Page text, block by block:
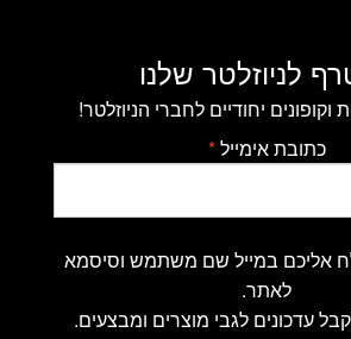
לניוזלטר שלנו
יחודיים לחברי הניוזלטר!
כתובת אימייל*
אליכם במייל שם משתמש וסיסמא
לאתר.
עדכונים לגבי מוצרים ומבצעים.